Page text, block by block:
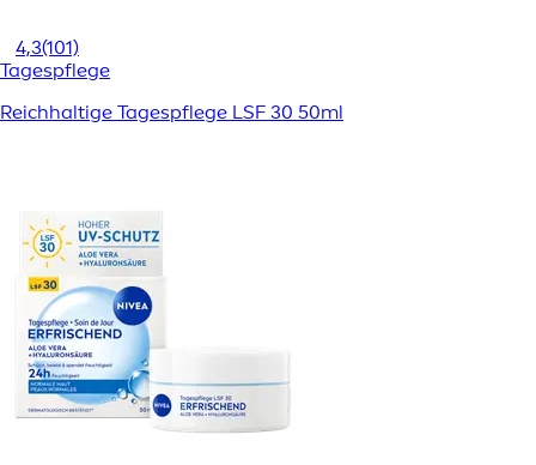
4,3(101)
Tagespflege
Reichhaltige Tagespflege LSF 30 50ml